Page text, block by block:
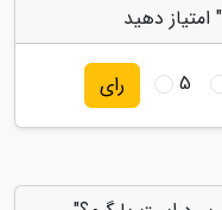
دهید
5 رای